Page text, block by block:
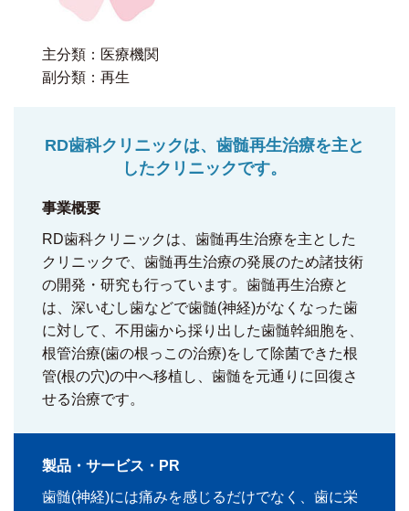
主分類：医療機関
副分類：再生
RD歯科クリニックは、歯髄再生治療を主と
したクリニックです。
事業概要
RD歯科クリニックは、歯髄再生治療を主とした
クリニックで、歯髄再生治療の発展のため諸技術
の開発・研究も行っています。歯髄再生治療と
は、深いむし歯などで歯髄(神経)がなくなった歯
に対して、不用歯から採り出した歯髄幹細胞を、
根管治療(歯の根っこの治療)をして除菌できた根
管(根の穴)の中へ移植し、歯髄を元通りに回復さ
せる治療です。
製品・サービス・PR
歯髄(神経)には痛みを感じるだけでなく、歯に栄